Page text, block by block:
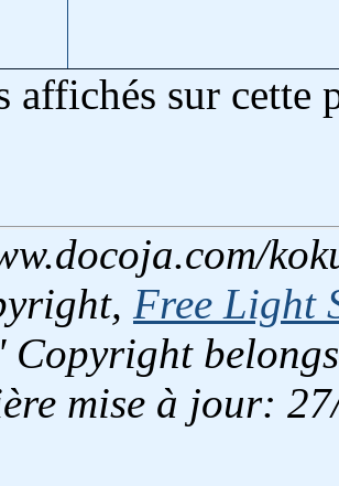
affichés sur cette
Free Light
Copyright
mise à jour: